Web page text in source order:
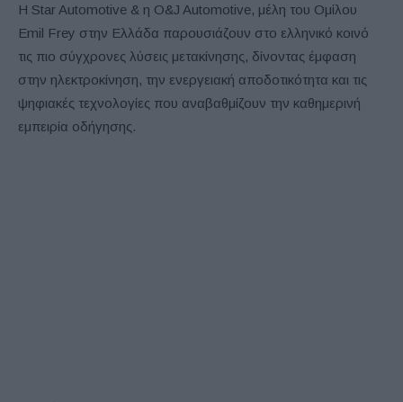
Η Star Automotive & η O&J Automotive, μέλη του Ομίλου
Emil Frey στην Ελλάδα παρουσιάζουν στο ελληνικό κοινό
τις πιο σύγχρονες λύσεις μετακίνησης, δίνοντας έμφαση
στην ηλεκτροκίνηση, την ενεργειακή αποδοτικότητα και τις
ψηφιακές τεχνολογίες που αναβαθμίζουν την καθημερινή
εμπειρία οδήγησης.